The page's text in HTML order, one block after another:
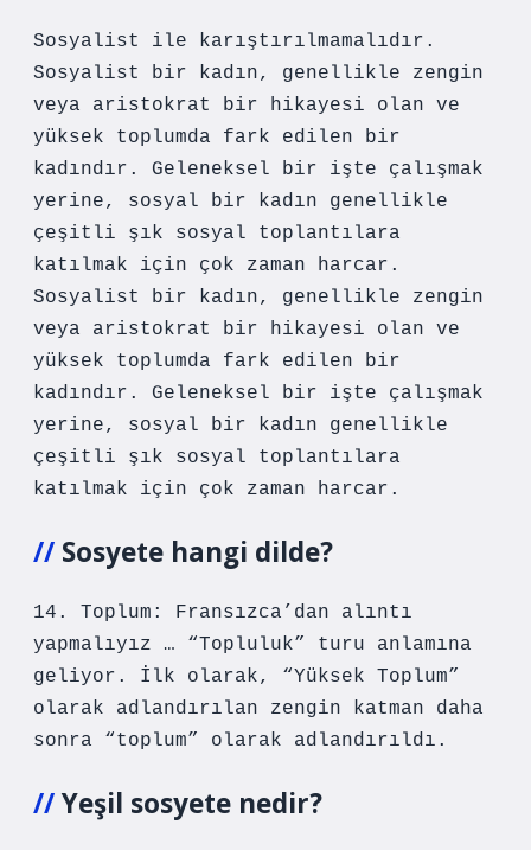
Sosyalist ile karıştırılmamalıdır.
Sosyalist bir kadın, genellikle zengin
veya aristokrat bir hikayesi olan ve
yüksek toplumda fark edilen bir
kadındır. Geleneksel bir işte çalışmak
yerine, sosyal bir kadın genellikle
çeşitli şık sosyal toplantılara
katılmak için çok zaman harcar.
Sosyalist bir kadın, genellikle zengin
veya aristokrat bir hikayesi olan ve
yüksek toplumda fark edilen bir
kadındır. Geleneksel bir işte çalışmak
yerine, sosyal bir kadın genellikle
çeşitli şık sosyal toplantılara
katılmak için çok zaman harcar.
Sosyete hangi dilde?
14. Toplum: Fransızca’dan alıntı
yapmalıyız … “Topluluk” turu anlamına
geliyor. İlk olarak, “Yüksek Toplum”
olarak adlandırılan zengin katman daha
sonra “toplum” olarak adlandırıldı.
Yeşil sosyete nedir?